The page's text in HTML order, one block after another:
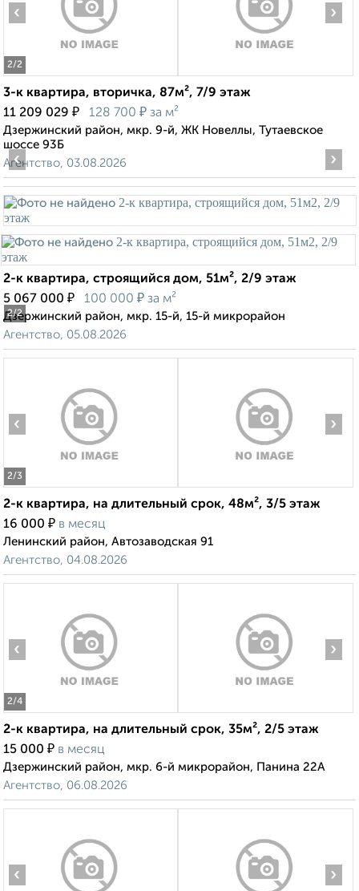
2/2
‹ ›
3-к квартира, вторичка, 87м², 7/9 этаж
11 209 029 ₽ 128 700 ₽ за м²
Дзержинский район, мкр. 9-й, ЖК Новеллы, Тутаевское
шоссе 93Б
Агентство, 03.08.2026
2/2
‹ ›
2-к квартира, строящийся дом, 51м², 2/9 этаж
5 067 000 ₽ 100 000 ₽ за м²
Дзержинский район, мкр. 15-й, 15-й микрорайон
Агентство, 05.08.2026
2/3
‹ ›
2-к квартира, на длительный срок, 48м², 3/5 этаж
16 000 ₽ в месяц
Ленинский район, Автозаводская 91
Агентство, 04.08.2026
2/4
‹ ›
2-к квартира, на длительный срок, 35м², 2/5 этаж
15 000 ₽ в месяц
Дзержинский район, мкр. 6-й микрорайон, Панина 22А
Агентство, 06.08.2026
‹ ›